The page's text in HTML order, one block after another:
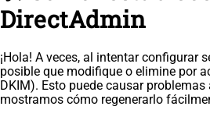
DirectAdmin
¡Hola! A veces, al intentar configurar
posible que modifique o elimine por
DKIM). Esto puede causar
mostramos cómo regenerarlo